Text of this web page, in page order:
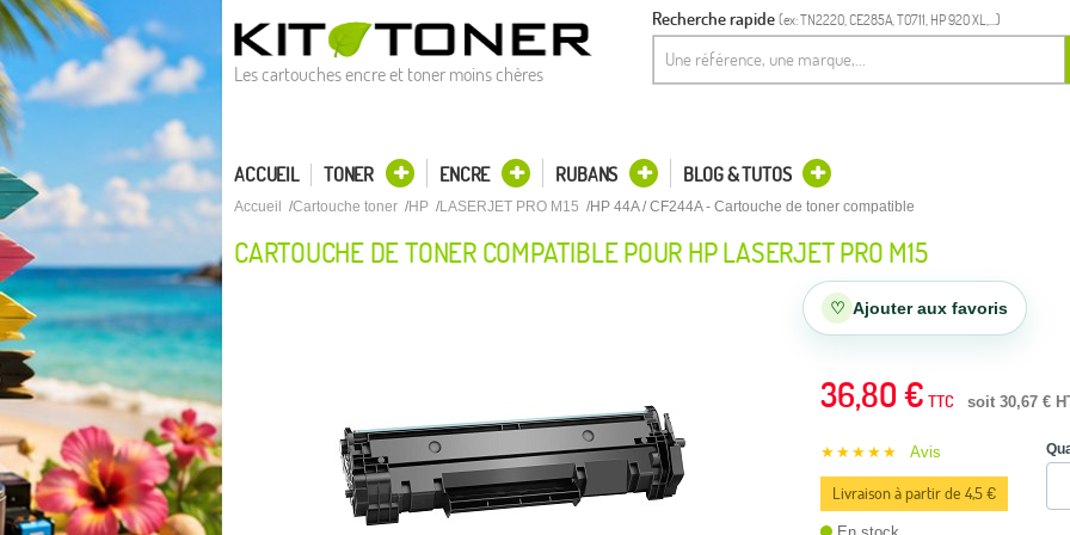
Les cartouches encre et toner moins chères
Recherche rapide (ex: TN2220, CE285A, T0711, HP 920 XL,...)
ACCUEIL TONER ENCRE RUBANS BLOG & TUTOS
Accueil Cartouche toner HP LASERJET PRO M15 HP 44A / CF244A - Cartouche de toner compatible
CARTOUCHE DE TONER COMPATIBLE POUR HP LASERJET PRO M15
♡ Ajouter aux favoris
36,80 € TTC soit 30,67 €
★★★★★ Avis
Livraison à partir de 4,5 €